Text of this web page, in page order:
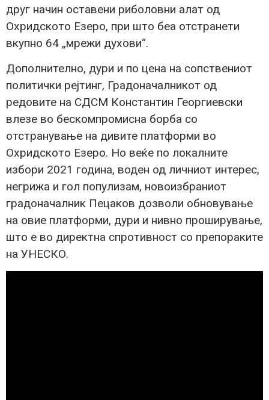
друг начин оставени риболовни алат од
Охридското Езеро, при што беа отстранети
вкупно 64 „мрежи духови“.
Дополнително, дури и по цена на сопствениот
политички рејтинг, Градоначалникот од
редовите на СДСМ Константин Георгиевски
влезе во бескомпромисна борба со
отстранување на дивите платформи во
Охридското Езеро. Но веќе по локалните
избори 2021 година, воден од личниот интерес,
негрижа и гол популизам, новоизбраниот
градоначалник Пецаков дозволи обновување
на овие платформи, дури и нивно проширување,
што е во директна спротивност со препораките
на УНЕСКО.